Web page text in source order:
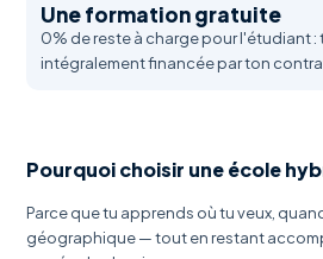
Une formation gratuite
0% de reste à charge pour l'étudiant
intégralement financée par ton
Pourquoi choisir une école
Parce que tu apprends où tu veux,
géographique — tout en restant